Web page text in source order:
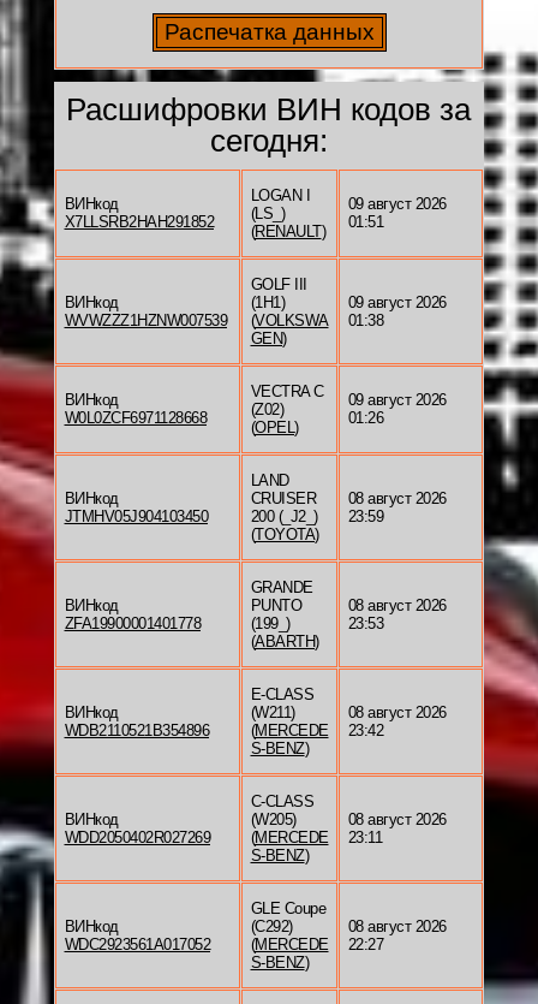
Расшифровки ВИН кодов за
сегодня:
ВИНкод
X7LLSRB2HAH291852
LOGAN I
(LS_)
(RENAULT)
09 август 2026
01:51
ВИНкод
WVWZZZ1HZNW007539
GOLF III
(1H1)
(VOLKSWA
GEN)
09 август 2026
01:38
ВИНкод
W0L0ZCF6971128668
VECTRA C
(Z02)
(OPEL )
09 август 2026
01:26
ВИНкод
JTMHV05J904103450
LAND
CRUISER
200 (_J2_)
(TOYOTA)
08 август 2026
23:59
ВИНкод
ZFA19900001401778
GRANDE
PUNTO
(199_)
(ABARTH)
08 август 2026
23:53
ВИНкод
WDB2110521B354896
E-CLASS
(W211)
(MERCEDE
S-BENZ)
08 август 2026
23:42
ВИНкод
WDD2050402R027269
C-CLASS
(W205)
(MERCEDE
S-BENZ)
08 август 2026
23:11
ВИНкод
WDC2923561A017052
GLE Coupe
(C292)
(MERCEDE
S-BENZ)
08 август 2026
22:27